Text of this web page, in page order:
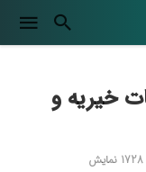
خیریه و
1728 نمایش